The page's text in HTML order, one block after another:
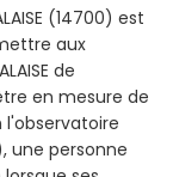
(14700) est
aux
de
en mesure de
l'observatoire
une personne